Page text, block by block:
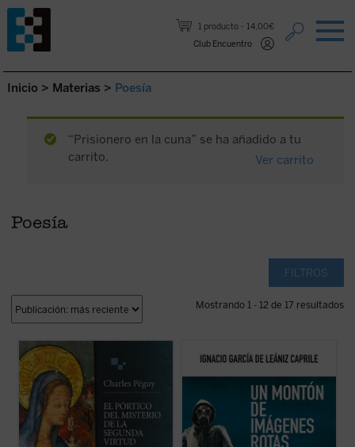
1 producto
14,00€
Club Encuentro
Saltar al contenido.
Inicio > Materias > Poesía
“Prisionero en la cuna” se ha añadido a tu
carrito.
Ver carrito
Poesía
FILTROS
Mostrando 1 - 12 de 17 resultados
El pórtico del misterio de la segunda virtud
es una de las obras poéticas más intensas
de Charles Péguy, dedicada al misterio de
la virtud teologal de la esperanza.
Compuesto en uno de los momentos más
oscuros de la vida del autor, es ...(ver ficha)
El libro supone una aproximación fecunda a
La tierra baldíade Eliot considerándola
imágenes rotas. Y
constituye para nosotros un ...